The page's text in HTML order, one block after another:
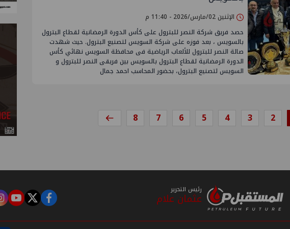
الإثنين 02/مارس/2026 - 11:40 م
حصد فريق شركة النصر للبترول على كأس الدورة الرمضانية لقطاع البترول
بالسويس ، بعد فوزه على شركة السويس لتصنيع البترول. حيث شهدت
صالة النصر للبترول للألعاب الرياضية فى محافظة السويس نهائي كأس
الدورة الرمضانية لقطاع البترول بالسويس بين فريقى النصر للبترول و
السويس لتصنيع البترول، بحضور المحاسب احمد جمال
2
3
4
5
6
7
8
رئيس التحرير
عثمان علام facebook
twitter